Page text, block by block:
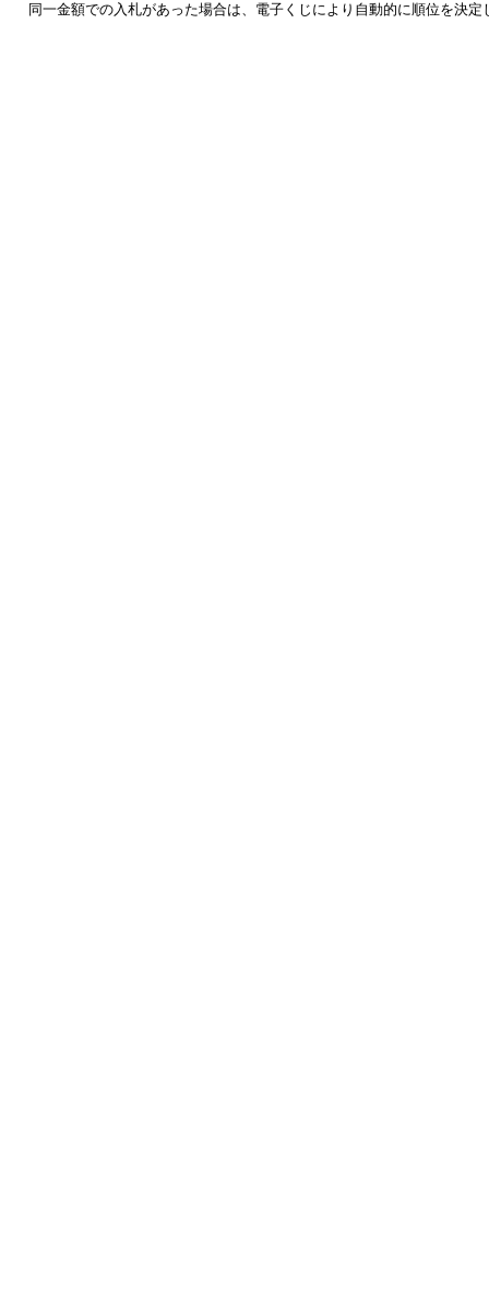
同一金額での入札があった場合は、電子くじにより自動的に順位を決定